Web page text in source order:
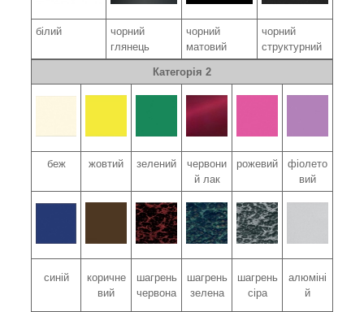
білий
чорний
глянець
чорний
матовий
чорний
структурний
Категорія 2
беж жовтий зелений
червони
й лак
рожевий
фіолето
вий
синій
коричне
вий
шагрень
червона
шагрень
зелена
шагрень
сіра
алюміні
й